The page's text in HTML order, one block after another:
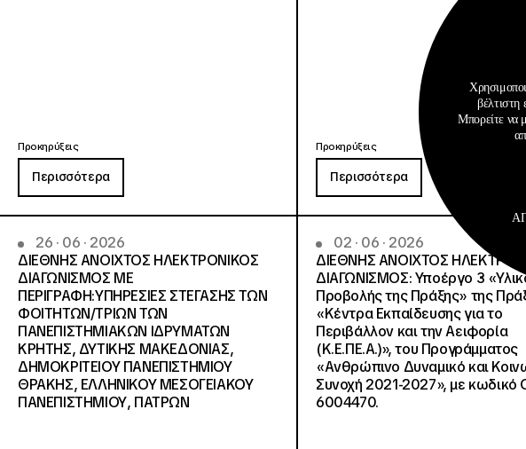
Προκηρύξεις
Περισσότερα
Προκηρύξεις
Περισσότερα
26 · 06 · 2026
ΔΙΕΘΝΗΣ ΑΝΟΙΧΤΟΣ ΗΛΕΚΤΡΟΝΙΚΟΣ
ΔΙΑΓΩΝΙΣΜΟΣ ΜΕ
ΠΕΡΙΓΡΑΦΗ:ΥΠΗΡΕΣΙΕΣ ΣΤΕΓΑΣΗΣ ΤΩΝ
ΦΟΙΤΗΤΩΝ/ΤΡΙΩΝ ΤΩΝ
ΠΑΝΕΠΙΣΤΗΜΙΑΚΩΝ ΙΔΡΥΜΑΤΩΝ
KΡΗΤΗΣ, ΔΥΤΙΚΗΣ ΜΑΚΕΔΟΝΙΑΣ,
ΔΗΜΟΚΡΙΤΕΙΟΥ ΠΑΝΕΠΙΣΤΗΜΙΟΥ
ΘΡΑΚΗΣ, ΕΛΛΗΝΙΚΟΥ ΜΕΣΟΓΕΙΑΚΟΥ
ΠΑΝΕΠΙΣΤΗΜΙΟΥ, ΠΑΤΡΩΝ
02 · 06 · 2026
ΔΙΕΘΝΗΣ ΑΝΟΙΧΤΟΣ
ΔΙΑΓΩΝΙΣΜΟΣ: Υποέργο 3
Προβολής της Πράξης» της
«Κέντρα Εκπαίδευσης για το
Περιβάλλον και την Αειφορία
(Κ.Ε.ΠΕ.Α.)», του Προγράμματος
«Ανθρώπινο Δυναμικό και
Συνοχή 2021-2027», με κωδικό
6004470.
βέλτιστη
Μπορείτε να